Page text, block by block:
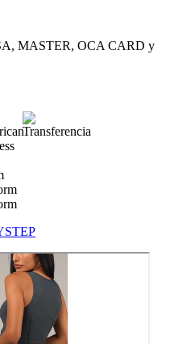
MASTER, OCA CARD y